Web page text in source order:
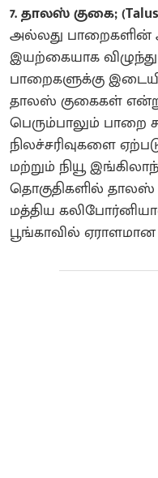
7. தாலஸ் குகை; (Talus
அல்லது பாறைகளின்
இயற்கையாக விழுந்து
பாறைகளுக்கு
தாலஸ் குகைகள்
பெரும்பாலும் பாறை
நிலச்சரிவுகளை
மற்றும் நியூ
தொகுதிகளில்
மத்திய
பூங்காவில்